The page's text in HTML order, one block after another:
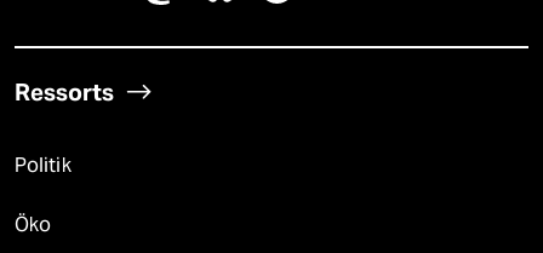
Ressorts
Politik
Öko